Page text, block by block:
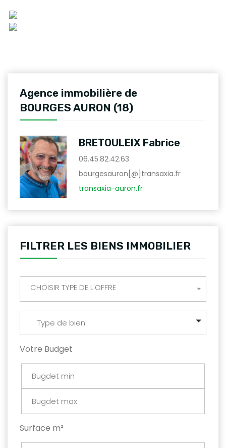
Agence immobilière de
BOURGES AURON (18)
BRETOULEIX Fabrice
06.45.82.42.63
bourgesauron[@]transaxia.fr
transaxia-auron.fr
FILTRER LES BIENS IMMOBILIER
CHOISIR TYPE DE L'OFFRE
Type de bien
Votre Budget
Surface m²